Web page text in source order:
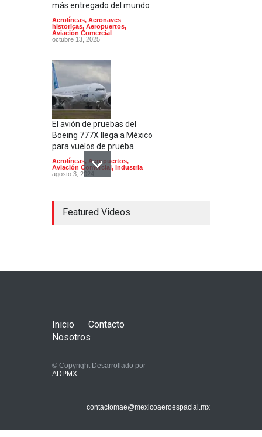
más entregado del mundo
Aerolíneas, Aeronaves
historicas, Aeropuertos,
Aviación Comercial
octubre 13, 2025
El avión de pruebas del
Boeing 777X llega a México
para vuelos de prueba
Aerolíneas, Aeropuertos,
Aviación Comercial, Industria
agosto 3, 2024
supersónico que venía a
AICM pase de 43 a 44
Aerolíneas,Aeropuertos
Featured Videos
Inicio
Contacto
Nosotros
© Copyright Desarrollado por
ADPMX
contactomae@mexicoaeroespacial.mx